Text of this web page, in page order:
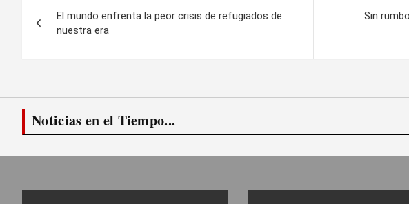
de
entradas
El mundo enfrenta la peor crisis de refugiados de
nuestra era
Sin
Noticias en el Tiempo...